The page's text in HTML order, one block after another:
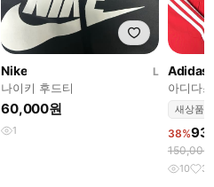
Nike
L
나이키 후드티
60,000원
1
Adidas
아디다
새상품
38%
150,000
10 3